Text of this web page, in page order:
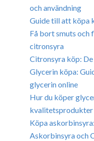
och användning
Guide till att köpa
Få bort smuts och
citronsyra
Citronsyra köp:
Glycerin köpa:
glycerin online
Hur du köper
kvalitetsprodukter
Köpa
Askorbinsyra och